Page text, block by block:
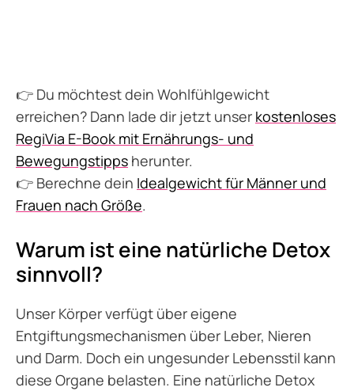
👉 Du möchtest dein Wohlfühlgewicht
erreichen? Dann lade dir jetzt unser kostenloses
RegiVia E-Book mit Ernährungs- und
Bewegungstipps herunter.
👉 Berechne dein Idealgewicht für Männer und
Frauen nach Größe.
Warum ist eine natürliche Detox
sinnvoll?
Unser Körper verfügt über eigene
Entgiftungsmechanismen über Leber, Nieren
und Darm. Doch ein ungesunder Lebensstil kann
diese Organe belasten. Eine natürliche Detox